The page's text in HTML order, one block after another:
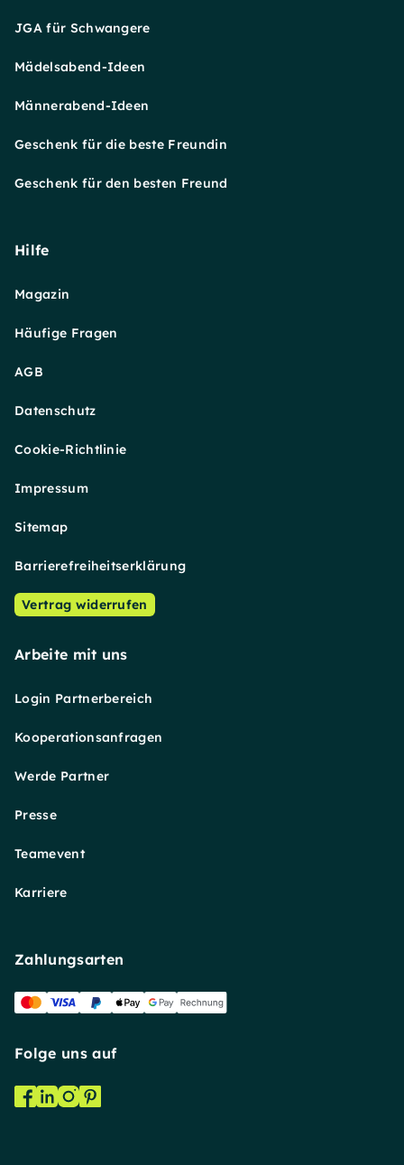
JGA für Schwangere
Mädelsabend-Ideen
Männerabend-Ideen
Geschenk für die beste Freundin
Geschenk für den besten Freund
Hilfe
Magazin
Häufige Fragen
AGB
Datenschutz
Cookie-Richtlinie
Impressum
Sitemap
Barrierefreiheitserklärung
Vertrag widerrufen
Arbeite mit uns
Login Partnerbereich
Kooperationsanfragen
Werde Partner
Presse
Teamevent
Karriere
Zahlungsarten
Folge uns auf